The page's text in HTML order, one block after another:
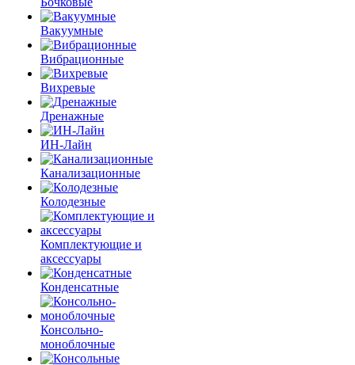
Вакуумные
Вибрационные
Вихревые
Дренажные
ИН-Лайн
Канализационные
Колодезные
Комплектующие и
аксессуары
Конденсатные
Консольно-
моноблочные